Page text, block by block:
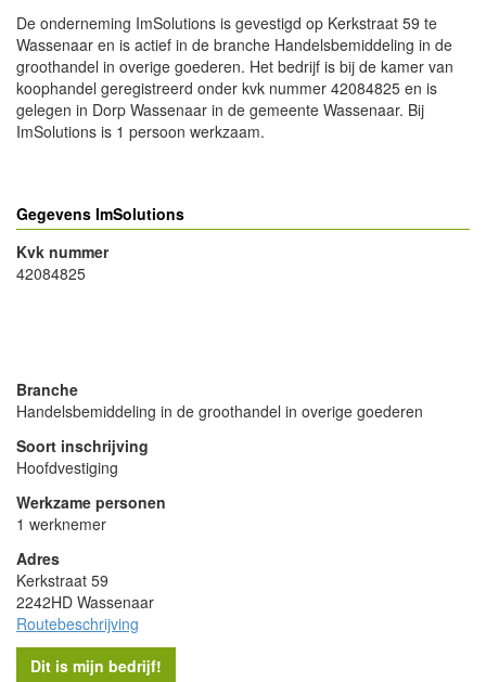
De onderneming ImSolutions is gevestigd op Kerkstraat 59 te
Wassenaar en is actief in de branche Handelsbemiddeling in de
groothandel in overige goederen. Het bedrijf is bij de kamer van
koophandel geregistreerd onder kvk nummer 42084825 en is
gelegen in Dorp Wassenaar in de gemeente Wassenaar. Bij
ImSolutions is 1 persoon werkzaam.
Gegevens ImSolutions
Kvk nummer
42084825
Branche
Handelsbemiddeling in de groothandel in overige goederen
Soort inschrijving
Hoofdvestiging
Werkzame personen
1 werknemer
Adres
Kerkstraat 59
2242HD Wassenaar
Routebeschrijving